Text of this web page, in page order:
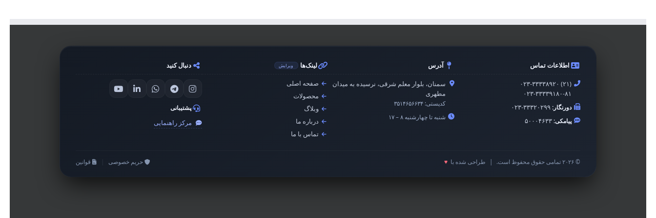
اطلاعات تماس
۰۲۳-۳۳۳۳۸۹۲۰ (۲۱)
۰۲۳-۳۳۳۳۹۱۸۰-۸۱
دورنگار:۰۲۳-۳۳۳۲۰۲۹۹
پیامکی:۵۰۰۰۴۶۳۳
آدرس
سمنان، بلوار معلم شرقی، نرسیده به میدان
مطهری
کدپستی:۳۵۱۴۶۵۶۶۳۴
شنبه تا چهارشنبه ۸ – ۱۷
لینک‌ها ویرایش
صفحه اصلی
محصولات
وبلاگ
درباره ما
تماس با ما
دنبال کنید
پشتیبانی
مرکز راهنمایی
© ۲۰۲۶ تمامی حقوق محفوظ است. طراحی شده با ♥ حریم خصوصی قوانین